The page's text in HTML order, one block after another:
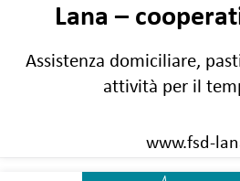
Lana –
Assistenza domiciliare,
attività per il
www.fsd-